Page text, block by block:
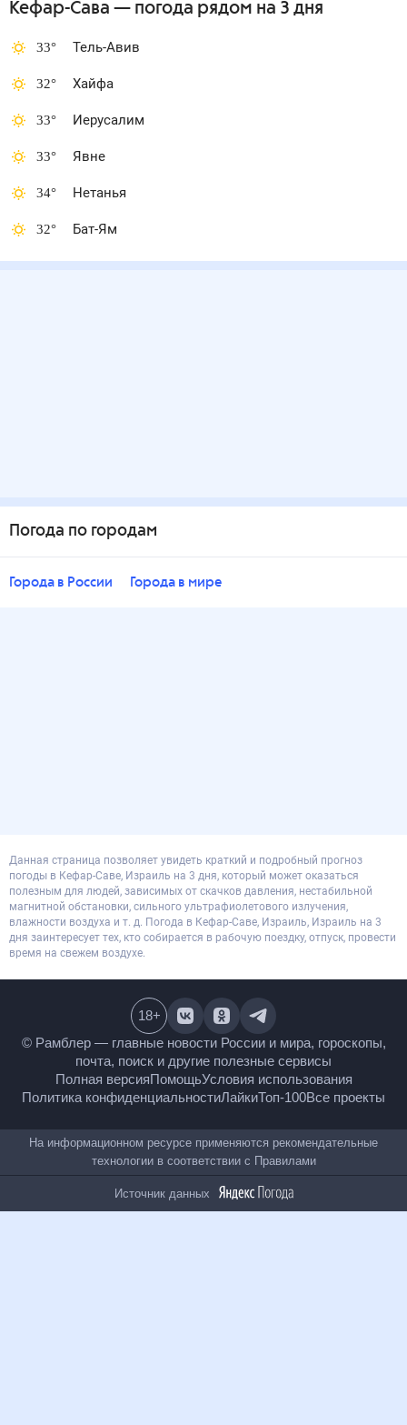
Кефар-Сава — погода рядом на 3 дня
33° Тель-Авив
32° Хайфа
33° Иерусалим
33° Явне
34° Нетанья
32° Бат-Ям
Погода по городам
Города в России Города в мире
Данная страница позволяет увидеть краткий и подробный прогноз
погоды в Кефар-Саве, Израиль на 3 дня, который может оказаться
полезным для людей, зависимых от скачков давления, нестабильной
магнитной обстановки, сильного ультрафиолетового излучения,
влажности воздуха и т. д. Погода в Кефар-Саве, Израиль, Израиль на 3
дня заинтересует тех, кто собирается в рабочую поездку, отпуск, провести
время на свежем воздухе.
© Рамблер — главные новости России и мира,
гороскопы, почта, поиск и другие полезные сервисы
Полная версияПомощьУсловия использования
Политика конфиденциальностиЛайкиТоп-100
18+
На информационном ресурсе применяются
рекомендательные технологии в соответствии сПравилами
Источник данных